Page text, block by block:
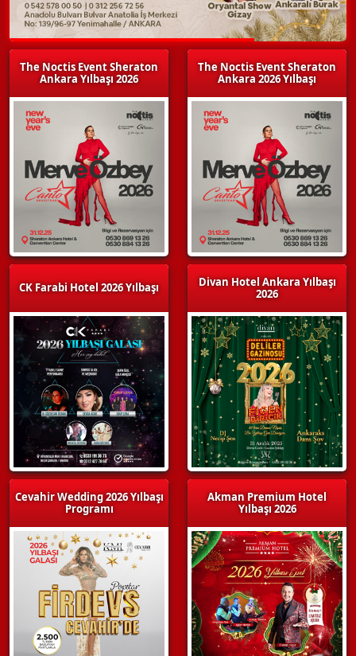
The Noctis Event Sheraton
Ankara Yılbaşı 2026
CK Farabi Hotel 2026 Yılbaşı
Cevahir Wedding 2026 Yılbaşı
Programı
The Noctis Event Sheraton
Ankara 2026 Yılbaşı
Divan Hotel Ankara Yılbaşı
2026
Akman Premium Hotel
Yılbaşı 2026